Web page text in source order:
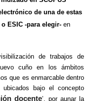
de una de estas
o ESIC -para elegir- en
de trabajos de
cuño en los ámbitos
que es enmarcable dentro
bajo el concepto
docente’, por aunar la